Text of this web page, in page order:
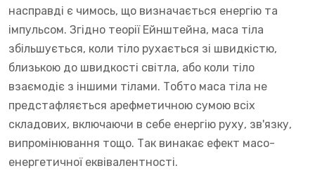
насправді є чимось, що визначається енергію та
імпульсом. Згідно теорії Ейнштейна, маса тіла
збільшується, коли тіло рухається зі швидкістю,
близькою до швидкості світла, або коли тіло
взаємодіє з іншими тілами. Тобто маса тіла не
предстафляється арефметичною сумою всіх
складових, включаючи в себе енергію руху, зв'язку,
випромінювання тощо. Так винакає ефект масо-
енергетичної еквівалентності.